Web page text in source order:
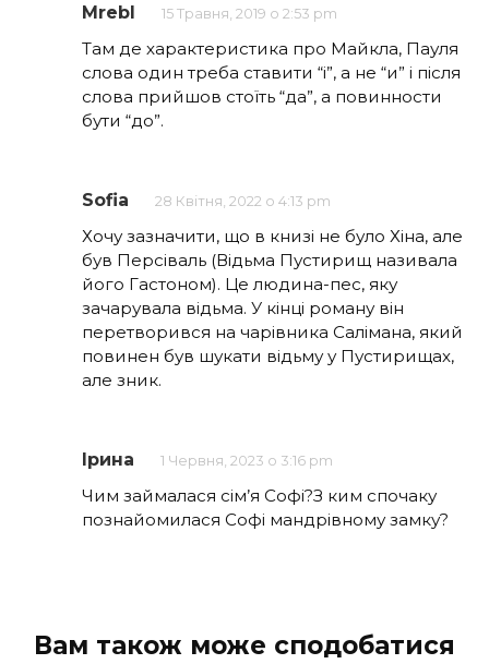
Mrebl 15 Травня, 2019 о 2:53 pm
Там де характеристика про Майкла, Пауля
слова один треба ставити “і”, а не “и” і після
слова прийшов стоїть “да”, а повинности
бути “до”.
Sofia 28 Квітня, 2022 о 4:13 pm
Хочу зазначити, що в книзі не було Хіна, але
був Персіваль (Відьма Пустирищ називала
його Гастоном). Це людина-пес, яку
зачарувала відьма. У кінці роману він
перетворився на чарівника Салімана, який
повинен був шукати відьму у Пустирищах,
але зник.
Ірина 1 Червня, 2023 о 3:16 pm
Чим займалася сім’я Софі?З ким спочаку
познайомилася Софі мандрівному замку?
Вам також може сподобатися